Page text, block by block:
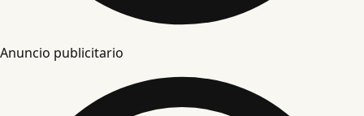
Anuncio publicitario